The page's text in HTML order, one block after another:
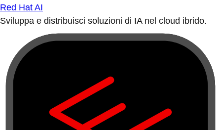
Red Hat AI
Sviluppa e distribuisci soluzioni di IA nel cloud ibrido.